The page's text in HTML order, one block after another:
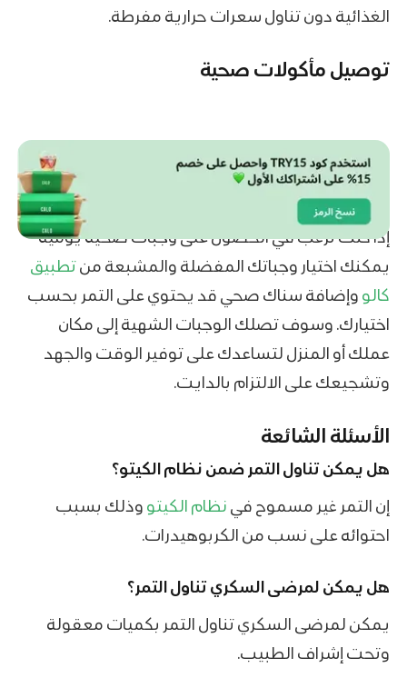
الغذائية دون تناول سعرات حرارية مفرطة.
توصيل مأكولات صحية
إذا كنت ترغب في الحصول على وجبات صحية يومية
يمكنك اختيار وجباتك المفضلة والمشبعة منتطبيق
كالو وإضافة سناك صحي قد يحتوي على التمر بحسب
اختيارك. وسوف تصلك الوجبات الشهية إلى مكان
عملك أو المنزل لتساعدك على توفير الوقت والجهد
وتشجيعك على الالتزام بالدايت.
الأسئلة الشائعة
هل يمكن تناول التمر ضمن نظام الكيتو؟
إن التمر غير مسموح في نظام الكيتو وذلك بسبب
احتوائه على نسب من الكربوهيدرات.
هل يمكن لمرضى السكري تناول التمر؟
يمكن لمرضى السكري تناول التمر بكميات معقولة
وتحت إشراف الطبيب.